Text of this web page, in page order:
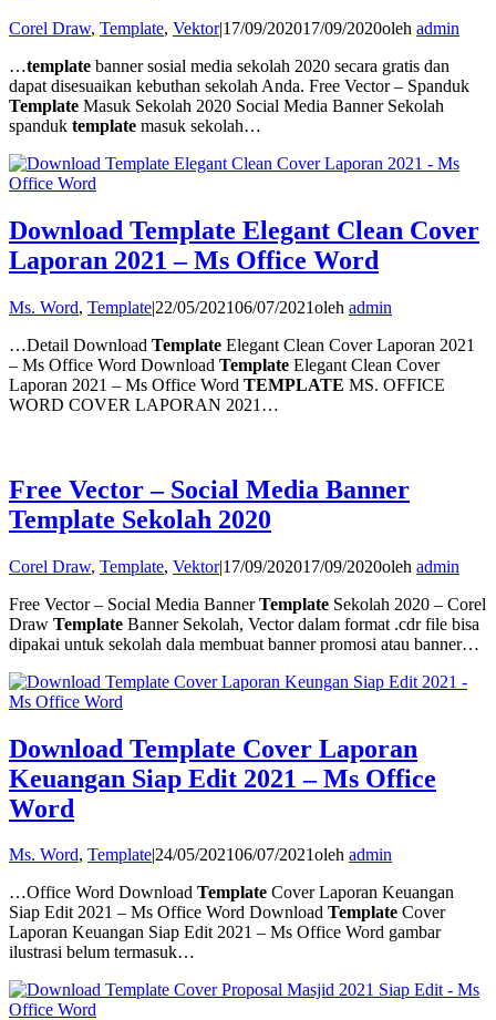
Corel Draw, Template, Vektor|17/09/202017/09/2020oleh admin
…template banner sosial media sekolah 2020 secara gratis dan
dapat disesuaikan kebuthan sekolah Anda. Free Vector – Spanduk
Template Masuk Sekolah 2020 Social Media Banner Sekolah
spanduk template masuk sekolah…
Download Template Elegant Clean Cover
Laporan 2021 – Ms Office Word
Ms. Word, Template|22/05/202106/07/2021oleh admin
…Detail Download Template Elegant Clean Cover Laporan 2021
– Ms Office Word Download Template Elegant Clean Cover
Laporan 2021 – Ms Office Word TEMPLATE MS. OFFICE
WORD COVER LAPORAN 2021…
Free Vector – Social Media Banner
Template Sekolah 2020
Corel Draw, Template, Vektor|17/09/202017/09/2020oleh admin
Free Vector – Social Media BannerTemplate Sekolah 2020 – Corel
Draw Template Banner Sekolah, Vector dalam format .cdr file bisa
dipakai untuk sekolah dala membuat banner promosi atau banner…
Download Template Cover Laporan
Keuangan Siap Edit 2021 – Ms Office
Word
Ms. Word, Template24/05/202106/07/2021oleh admin
…Office Word Download Template Cover Laporan Keuangan
Siap Edit 2021 – Ms Office Word Download Template Cover
Laporan Keuangan Siap Edit 2021 – Ms Office Word gambar
ilustrasi belum termasuk…